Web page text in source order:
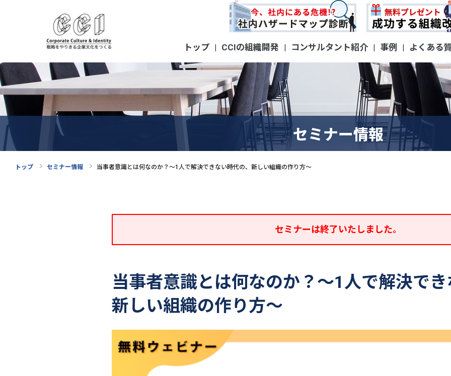
トップ | CCIの組織開発 | コンサルタント紹介 | 事例 | よくある
セミナー情報
トップ セミナー情報 当事者意識とは何なのか？～1人で解決できない時代の、新しい組織の作り方～
セミナーは終了いたしました。
当事者意識とは何なのか？～1人で解決で
新しい組織の作り方～